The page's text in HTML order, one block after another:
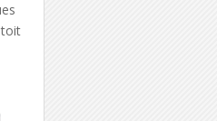
toit